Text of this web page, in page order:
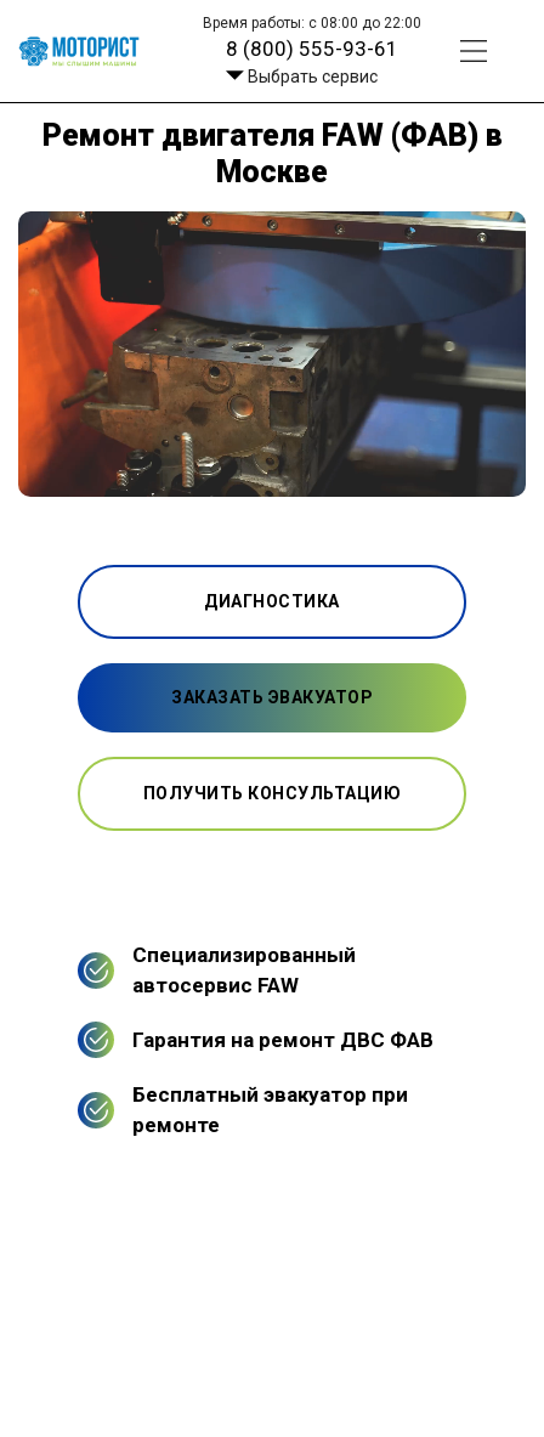
Время работы: с 08:00 до 22:00
8 (800) 555-93-61
Выбрать сервис
Ремонт двигателя FAW (ФАВ) в
Москве
ДИАГНОСТИКА
ЗАКАЗАТЬ ЭВАКУАТОР
ПОЛУЧИТЬ КОНСУЛЬТАЦИЮ
Специализированный
автосервис FAW
Гарантия на ремонт ДВС ФАВ
Бесплатный эвакуатор при
ремонте